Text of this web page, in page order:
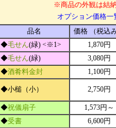
※商品の外観は結
オプション価格一
品名
価格 （税込
◆毛せん(緑) <※1>
1,870円
◆毛せん(緑)
3,080円
◆酒肴料金封 1,100円
◆小槌（小） 2,750円
◆祝儀扇子
1,573円～
◆受書 6,600円